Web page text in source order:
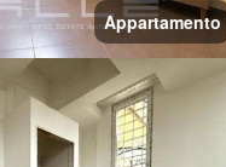
Appartamento